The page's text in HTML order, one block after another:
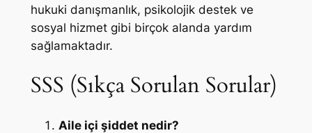
hukuki danışmanlık, psikolojik destek ve
sosyal hizmet gibi birçok alanda yardım
sağlamaktadır.
SSS (Sıkça Sorulan Sorular)
Aile içi şiddet nedir?